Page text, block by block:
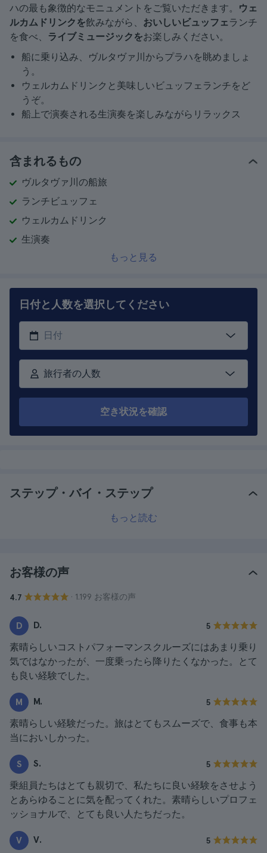
ハの最も象徴的なモニュメントをご覧いただきます。
ウェ
ルカムドリンクを飲みながら、 おいしいビュッフェランチ
を食べ、
ライブミュージックをお楽しみください。
船に乗り込み、ヴルタヴァ川からプラハを眺めましょ
う。
ウェルカムドリンクと美味しいビュッフェランチをど
うぞ。
船上で演奏される生演奏を楽しみながらリラックス
含まれるもの
ヴルタヴァ川の船旅
ランチビュッフェ
ウェルカムドリンク
生演奏
もっと見る
日付と人数を選択してください
旅行者の人数
空き状況を確認
ステップ・バイ・ステップ
もっと読む
お客様の声
4.7 · 1.199 お客様の声
D D. 5
素晴らしいコストパフォーマンスクルーズにはあまり乗り
気ではなかったが、一度乗ったら降りたくなかった。とて
も良い経験でした。
M M. 5
素晴らしい経験だった。旅はとてもスムーズで、食事も本
当においしかった。
S S. 5
乗組員たちはとても親切で、私たちに良い経験をさせよう
とあらゆることに気を配ってくれた。素晴らしいプロフェ
ッショナルで、とても良い人たちだった。
V V. 5